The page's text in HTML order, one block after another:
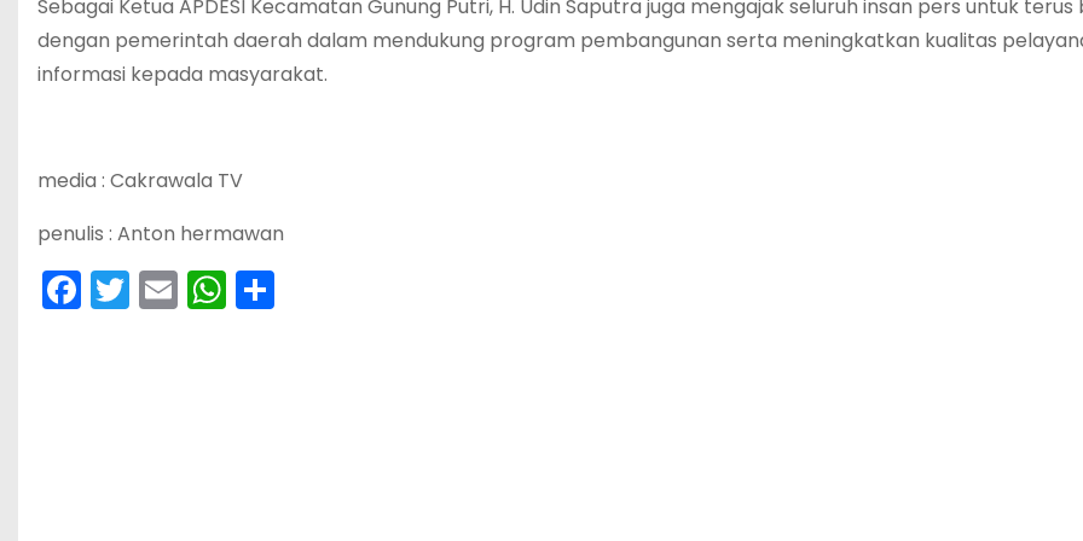
Sebagai Ketua APDESI Kecamatan Gunung Putri, H. Udin Saputra juga mengajak seluruh insan pers untuk
dengan pemerintah daerah dalam mendukung program pembangunan serta meningkatkan kualitas
informasi kepada masyarakat.
media : Cakrawala TV
penulis : Anton hermawan
F
a
T
w
E
m
W
h